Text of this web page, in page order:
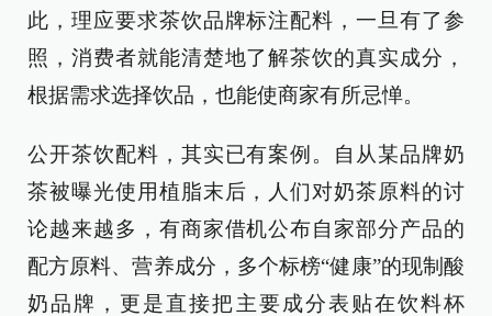
此，理应要求茶饮品牌标注配料，一旦有了参
照，消费者就能清楚地了解茶饮的真实成分，
根据需求选择饮品，也能使商家有所忌惮。
公开茶饮配料，其实已有案例。自从某品牌奶
茶被曝光使用植脂末后，人们对奶茶原料的讨
论越来越多，有商家借机公布自家部分产品的
配方原料、营养成分，多个标榜“健康”的现制酸
奶品牌，更是直接把主要成分表贴在饮料杯